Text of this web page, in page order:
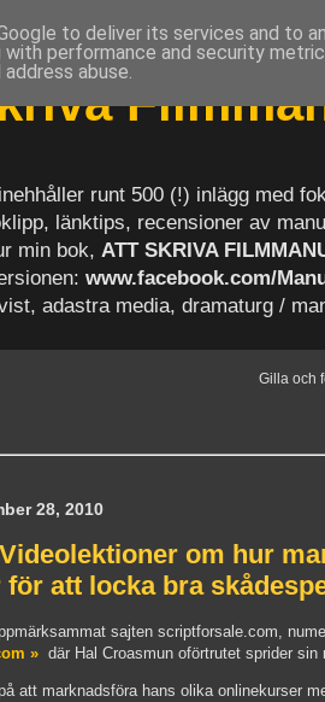
runt 500 (!) inlägg med
länktips, recensioner av
min bok, ATT SKRIVA
www.facebook.com/
adastra media, dramaturg /
Gilla och
28, 2010
om hur
att locka bra
sajten scriptforsale.com,
» där Hal Croasmun oförtrutet sprider sin
att marknadsföra hans olika onlinekurser
to deliver its services and to
with performance and security
abuse.